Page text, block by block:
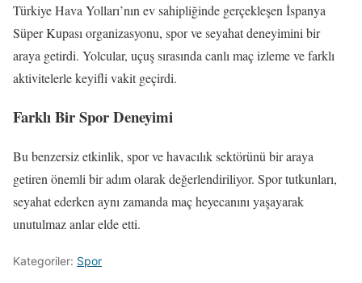
Türkiye Hava Yolları’nın ev sahipliğinde gerçekleşen İspanya
Süper Kupası organizasyonu, spor ve seyahat deneyimini bir
araya getirdi. Yolcular, uçuş sırasında canlı maç izleme ve farklı
aktivitelerle keyifli vakit geçirdi.
Farklı Bir Spor Deneyimi
Bu benzersiz etkinlik, spor ve havacılık sektörünü bir araya
getiren önemli bir adım olarak değerlendiriliyor. Spor tutkunları,
seyahat ederken aynı zamanda maç heyecanını yaşayarak
unutulmaz anlar elde etti.
Kategoriler: Spor